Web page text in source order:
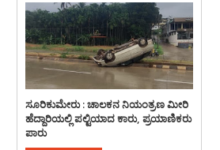
ಸೂರಿಕುಮೇರು : ಚಾಲಕನ ನಿಯಂತ್ರಣ ಮೀರಿ
ಹೆದ್ದಾರಿಯಲ್ಲಿ ಪಲ್ಟಿಯಾದ ಕಾರು, ಪ್ರಯಾಣಿಕರು
ಪಾರು